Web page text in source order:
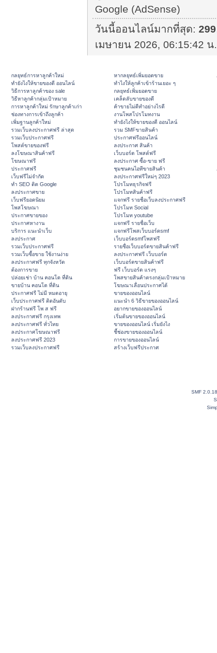
Google (AdSense)
วันนี้ออนไลน์มากที่สุด:299
เมษายน 2026, 06:15:42 น
กลยุทธ์การหาลูกค้าใหม่
ทํายังไงให้ขายของดี ออนไลน์
วิธีการหาลูกค้าของ sale
วิธีหาลูกค้ากลุ่มเป้าหมาย
การหาลูกค้าใหม่ รักษาลูกค้าเก่า
ช่องทางการเข้าถึงลูกค้า
เพิ่มฐานลูกค้าใหม่
รวมเว็บลงประกาศฟรี ล่าสุด
รวมเว็บประกาศฟรี
โพสต์ขายของฟรี
ลงโฆษณาสินค้าฟรี
โฆษณาฟรี
ประกาศฟรี
เว็บฟรีไม่จำกัด
ทำ SEO ติด Google
ลงประกาศขาย
เว็บฟรียอดนิยม
โพสโฆษณา
ประกาศขายของ
ประกาศหางาน
บริการ แนะนำเว็บ
ลงประกาศ
รวมเว็บประกาศฟรี
รวมเว็บซื้อขาย ใช้งานง่าย
ลงประกาศฟรี ทุกจังหวัด
ต้องการขาย
ปล่อยเช่า บ้าน คอนโด ที่ดิน
ขายบ้าน คอนโด ที่ดิน
ประกาศฟรี ไม่มี หมดอายุ
เว็บประกาศฟรี ติดอันดับ
ฝากร้านฟรี โพ ส ฟรี
ลงประกาศฟรี กรุงเทพ
ลงประกาศฟรี ทั่วไทย
ลงประกาศโฆษณาฟรี
ลงประกาศฟรี 2023
รวมเว็บลงประกาศฟรี
หากลยุทธ์เพิ่มยอดขาย
ทําไงให้ลูกค้าเข้าร้านเยอะ ๆ
กลยุทธ์เพิ่มยอดขาย
เคล็ดลับขายของดี
ค้าขายไม่ดีทำอย่างไรดี
งานโพสโปรโมทงาน
ทํายังไงให้ขายของดี ออนไลน์
รวม SMFขายสินค้า
ประกาศฟรีออนไลน์
ลงประกาศ สินค้า
เว็บบอร์ด โพสต์ฟรี
ลงประกาศ ซื้อ-ขาย ฟรี
ชุมชนคนไอทีขายสินค้า
ลงประกาศฟรีใหม่ๆ 2023
โปรโมทธุรกิจฟรี
โปรโมทสินค้าฟรี
แจกฟรี รายชื่อเว็บลงประกาศฟรี
โปรโมท Social
โปรโมท youtube
แจกฟรี รายชื่อเว็บ
แจกฟรีโพสเว็บบอร์ดsmf
เว็บบอร์ดsmfโพสฟรี
รายชื่อเว็บบอร์ดขายสินค้าฟรี
ลงประกาศฟรี เว็บบอร์ด
เว็บบอร์ดขายสินค้าฟรี
ฟรี เว็บบอร์ด แรงๆ
โพสขายสินค้าตรงกลุ่มเป้าหมาย
โฆษณาเลื่อนประกาศได้
ขายของออนไลน์
แนะนำ 6 วิธีขายของออนไลน์
อยากขายของออนไลน์
เริ่มต้นขายของออนไลน์
ขายของออนไลน์ เริ่มยังไง
ชี้ช่องขายของออนไลน์
การขายของออนไลน์
สร้างเว็บฟรีประกาศ
SMF 2.0.18